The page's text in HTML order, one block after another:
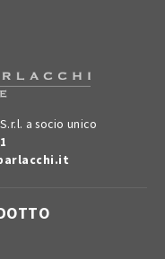
a socio unico